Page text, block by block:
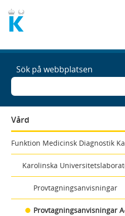
Sök på webbplatsen
Vård
Funktion Medicinsk Diagnostik
Karolinska
Provtagningsanvisningar
Provtagningsanvisningar